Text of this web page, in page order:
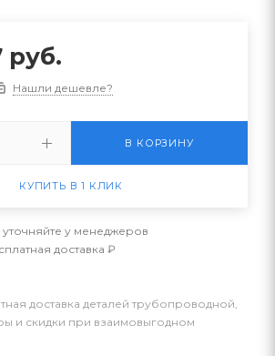
руб.
Нашли дешевле?
В КОРЗИНУ
КУПИТЬ В 1 КЛИК
уточняйте у менеджеров
доставка ₽
доставка деталей трубопроводной,
и скидки при взаимовыгодном